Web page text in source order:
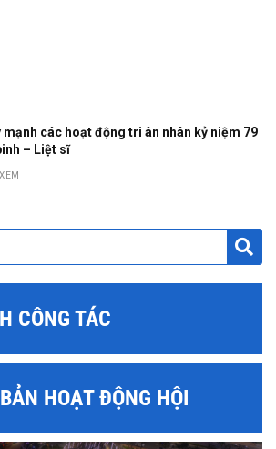
mạnh các hoạt động tri ân nhân kỷ niệm 79
– Liệt sĩ
CÔNG TÁC
HOẠT ĐỘNG HỘI